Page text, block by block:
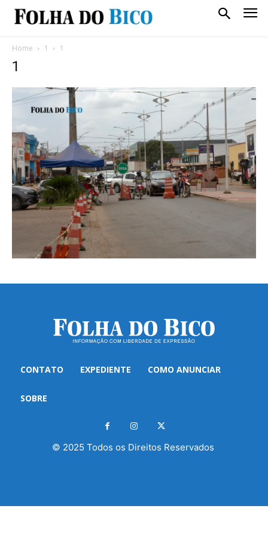
Home 1 1
1
CONTATO EXPEDIENTE COMO ANUNCIAR
SOBRE
© 2025 Todos os Direitos Reservados